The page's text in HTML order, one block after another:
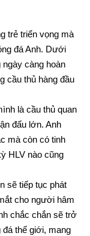
trẻ triển vọng mà
đá Anh. Dưới
càng hoàn
cầu thủ hàng đầu
là cầu thủ quan
đấu lớn. Anh
mà còn có tinh
HLV nào cũng
sẽ tiếp tục phát
cho người hâm
chắc chắn sẽ trở
đá thế giới, mang